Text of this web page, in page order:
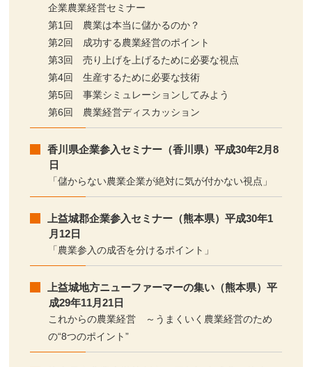
企業農業経営セミナー
第1回 農業は本当に儲かるのか？
第2回 成功する農業経営のポイント
第3回 売り上げを上げるために必要な視点
第4回 生産するために必要な技術
第5回 事業シミュレーションしてみよう
第6回 農業経営ディスカッション
香川県企業参入セミナー（香川県）平成30年2月8
日
「儲からない農業企業が絶対に気が付かない視点」
上益城郡企業参入セミナー（熊本県）平成30年1
月12日
「農業参入の成否を分けるポイント」
上益城地方ニューファーマーの集い（熊本県）平
成29年11月21日
これからの農業経営 ～うまくいく農業経営のため
の“8つのポイント”